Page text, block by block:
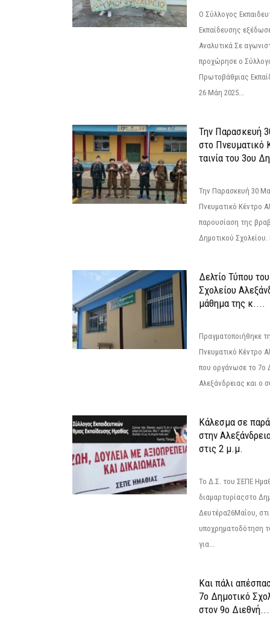
Ο Σύλλογος
Εκπαίδευσης
Αναλυτικά Σε
προχώρησε ο
Πρωτοβάθμιας
26 Μάη 2025...
Την Παρασκευή
στο Πνευματικό
ταινία του 3ου
Την Παρασκευή 30
Πνευματικό Κέντρο
παρουσίαση της
Δημοτικού Σχολείου.
Δελτίο Τύπου
Σχολείου
μάθημα της κ....
Πραγματοποιήθηκε
Πνευματικό Κέντρο
που οργάνωσε το 7ο
Αλεξάνδρειας και ο
Κάλεσμα σε
στην
στις 2 μ.μ.
Το Δ.Σ. του ΣΕΠΕ
διαμαρτυρίαςστο
Δευτέρα26Μαΐου,
υποχρηματοδότηση
για...
Και πάλι
7ο Δημοτικό
στον 9ο Διεθνή...